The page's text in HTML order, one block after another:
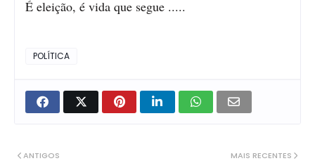
É eleição, é vida que segue .....
POLÍTICA
MAIS RECENTES
ANTIGOS